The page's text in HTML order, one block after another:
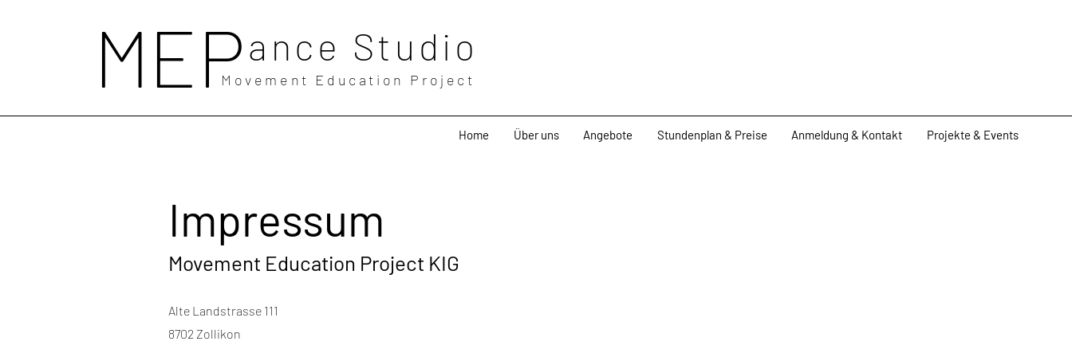
Movement Education Project
MEPance Studio
Home Über uns Angebote Stundenplan & Preise Anmeldung & Kontakt Projekte & Events
Impressum
Movement Education Project KIG
Alte Landstrasse 111
8702 Zollikon